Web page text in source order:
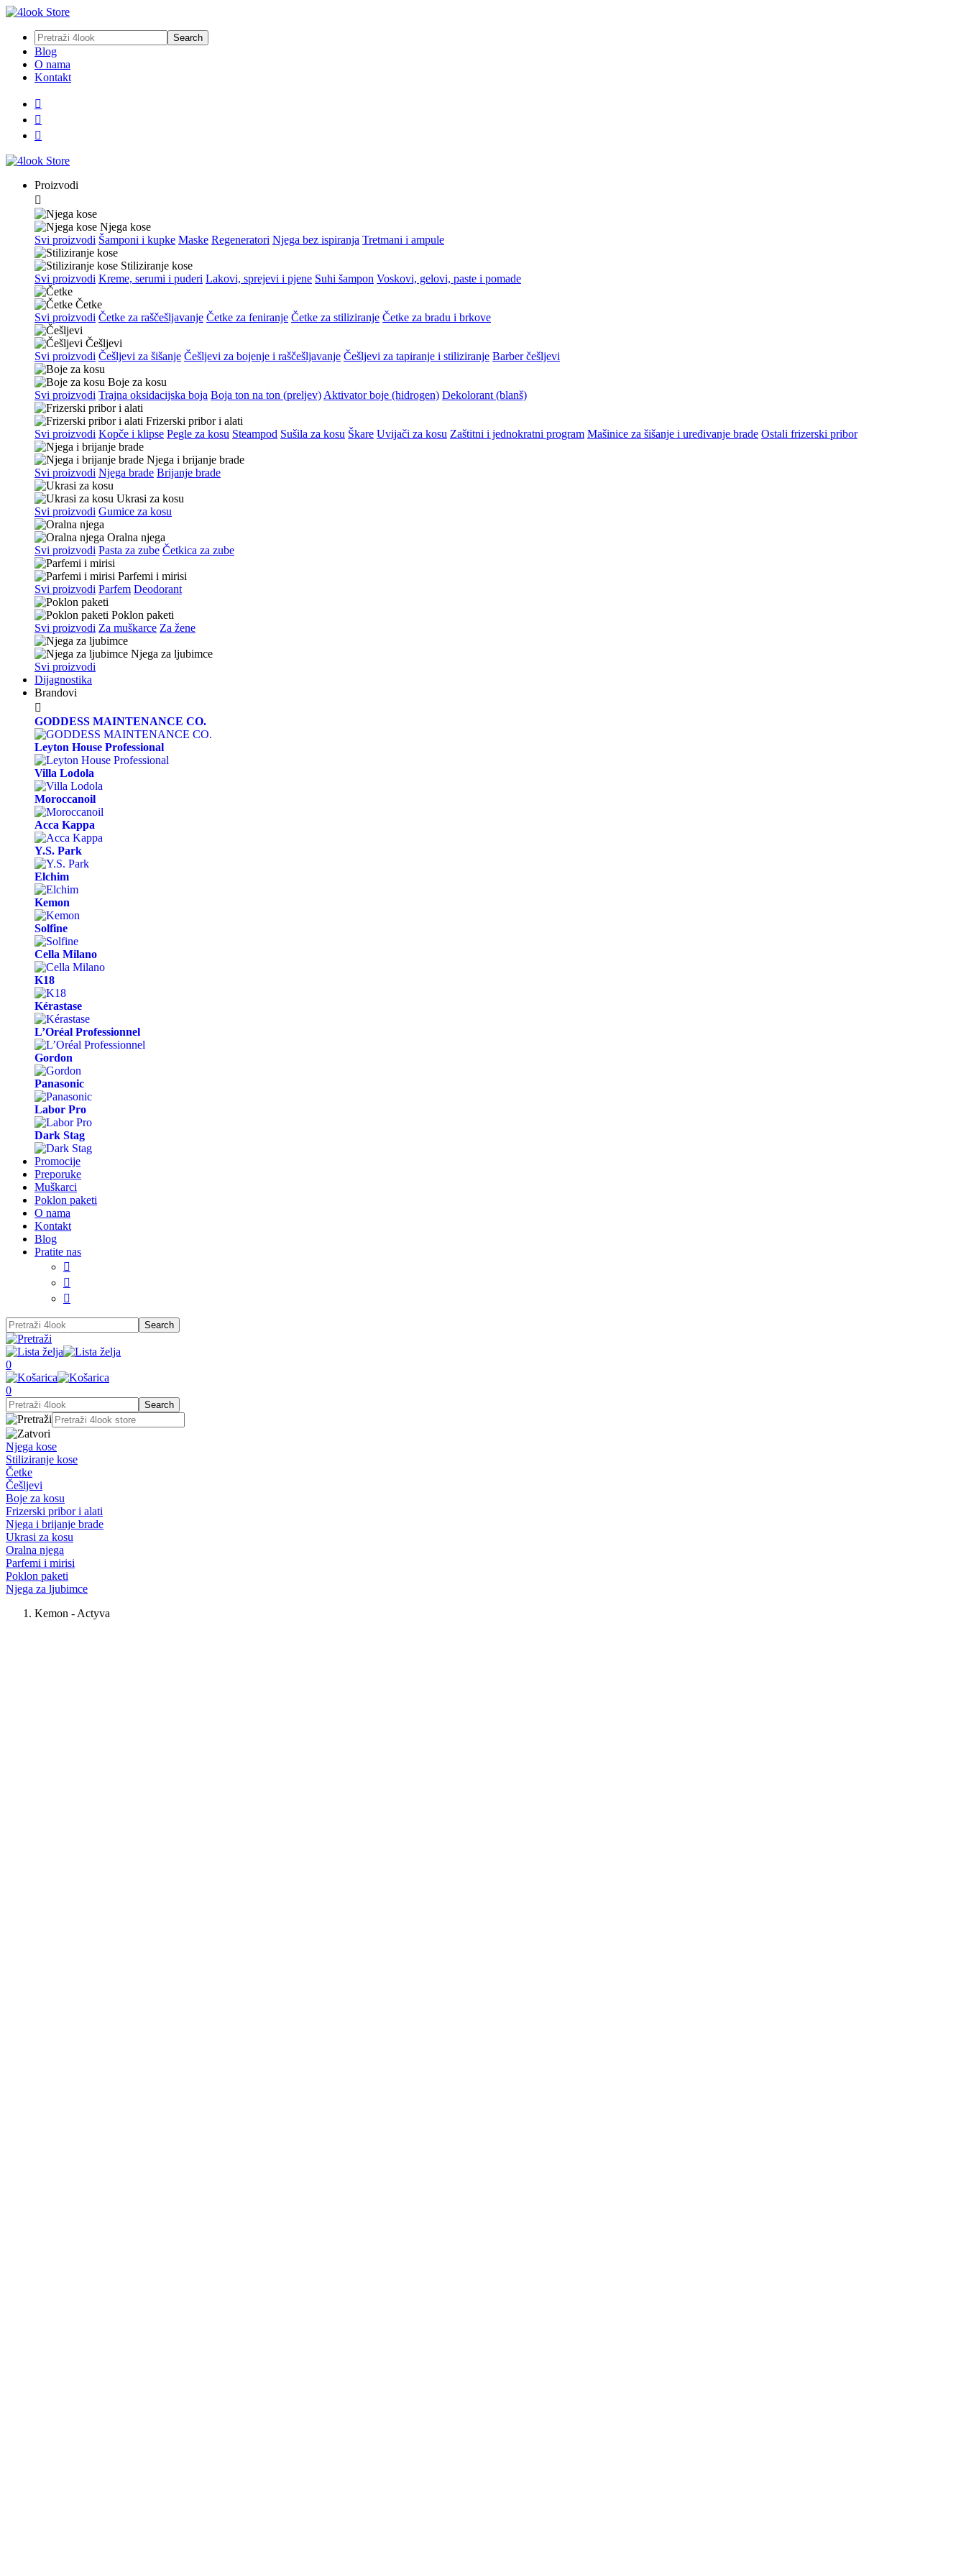
Blog
O nama
Kontakt



Proizvodi

Njega kose
Svi proizvodi Šamponi i kupke Maske Regeneratori Njega bez ispiranja Tretmani i ampule
Stiliziranje kose
Svi proizvodi Kreme, serumi i puderi Lakovi, sprejevi i pjene Suhi šampon Voskovi, gelovi, paste i pomade
Četke
Svi proizvodi Četke za raščešljavanje Četke za feniranje Četke za stiliziranje Četke za bradu i brkove
Češljevi
Svi proizvodi Češljevi za šišanje Češljevi za bojenje i raščešljavanje Češljevi za tapiranje i stiliziranje Barber češljevi
Boje za kosu
Svi proizvodi Trajna oksidacijska boja Boja ton na ton (preljev) Aktivator boje (hidrogen) Dekolorant (blanš)
Frizerski pribor i alati
Svi proizvodi Kopče i klipse Pegle za kosu Steampod Sušila za kosu Škare Uvijači za kosu Zaštitni i jednokratni program Mašinice za šišanje i uređivanje brade Ostali frizerski pribor
Njega i brijanje brade
Svi proizvodi Njega brade Brijanje brade
Ukrasi za kosu
Svi proizvodi Gumice za kosu
Oralna njega
Svi proizvodi Pasta za zube Četkica za zube
Parfemi i mirisi
Svi proizvodi Parfem Deodorant
Poklon paketi
Svi proizvodi Za muškarce Za žene
Njega za ljubimce
Svi proizvodi
Dijagnostika
Brandovi

GODDESS MAINTENANCE CO.
Leyton House Professional
Villa Lodola
Moroccanoil
Acca Kappa
Y.S. Park
Elchim
Kemon
Solfine
Cella Milano
K18
Kérastase
L’Oréal Professionnel
Gordon
Panasonic
Labor Pro
Dark Stag
Promocije
Preporuke
Muškarci
Poklon paketi
O nama
Kontakt
Blog
Pratite nas



0
0
Njega kose
Stiliziranje kose
Četke
Češljevi
Boje za kosu
Frizerski pribor i alati
Njega i brijanje brade
Ukrasi za kosu
Oralna njega
Parfemi i mirisi
Poklon paketi
Njega za ljubimce
Kemon - Actyva